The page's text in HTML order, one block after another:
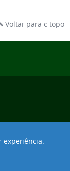
experiência.
Voltar para o topo
Joomla!